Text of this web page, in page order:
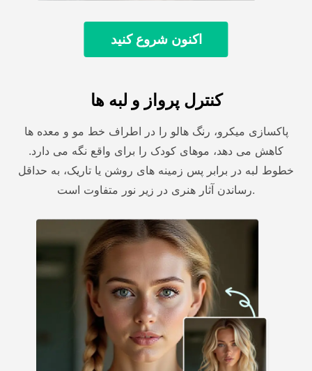
اکنون شروع کنید
کنترل پرواز و لبه ها
پاکسازی میکرو، رنگ هالو را در اطراف خط مو و معده ها
کاهش می دهد، موهای کودک را برای واقع نگه می دارد.
خطوط لبه در برابر پس زمینه های روشن یا تاریک، به حداقل
رساندن آثار هنری در زیر نور متفاوت است.